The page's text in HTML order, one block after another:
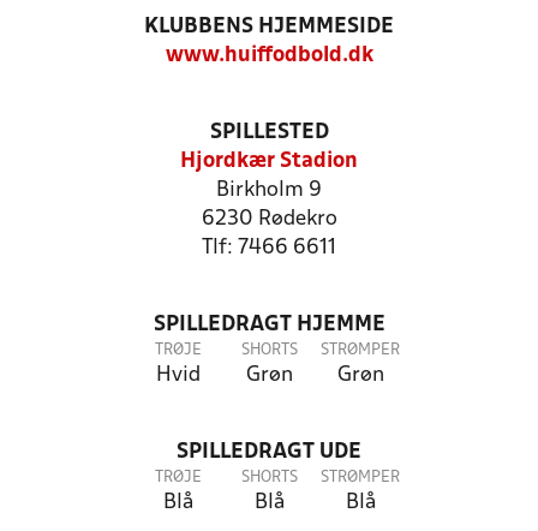
KLUBBENS HJEMMESIDE
www.huiffodbold.dk
SPILLESTED
Hjordkær Stadion
Birkholm 9
6230 Rødekro
Tlf: 7466 6611
SPILLEDRAGT HJEMME
TRØJE
Hvid
SHORTS
Grøn
STRØMPER
Grøn
SPILLEDRAGT UDE
TRØJE
Blå
SHORTS
Blå
STRØMPER
Blå